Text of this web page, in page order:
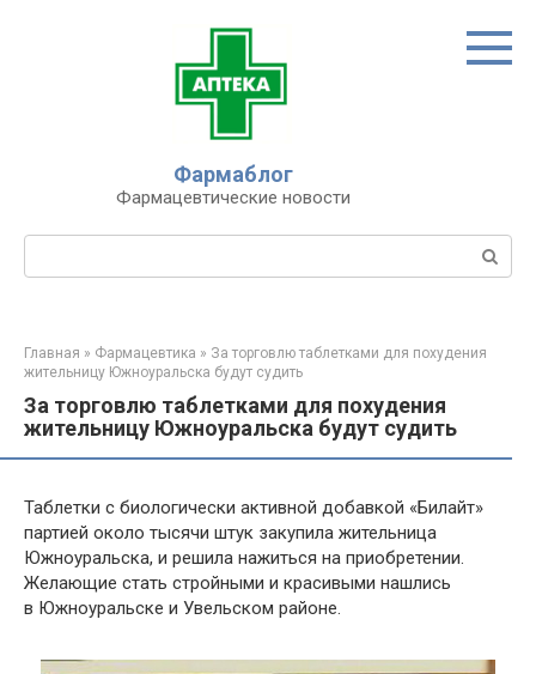
Фармаблог
Фармацевтические новости
Главная » Фармацевтика » За торговлю таблетками для похудения
жительницу Южноуральска будут судить
За торговлю таблетками для похудения
жительницу Южноуральска будут судить
Таблетки с биологически активной добавкой «Билайт»
партией около тысячи штук закупила жительница
Южноуральска, и решила нажиться на приобретении.
Желающие стать стройными и красивыми нашлись
в Южноуральске и Увельском районе.